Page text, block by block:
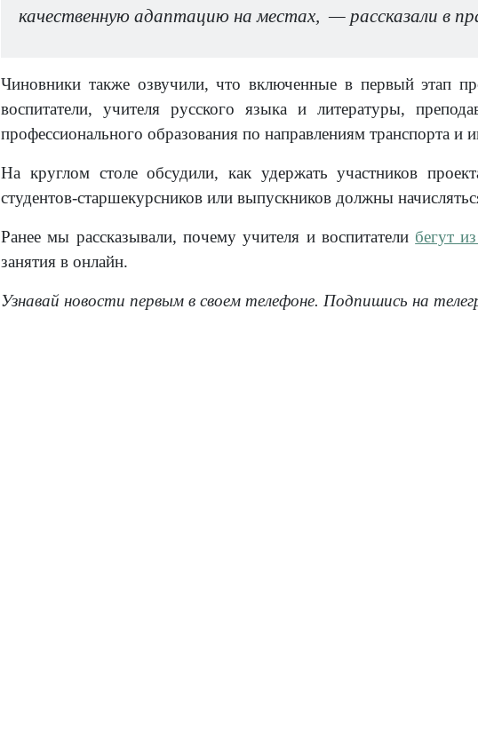
качественную адаптацию на местах, — рассказали в
Чиновники также озвучили, что включенные в первый этап
воспитатели, учителя русского языка и литературы,
профессионального образования по направлениям транспорта
На круглом столе обсудили, как удержать участников
студентов-старшекурсников или выпускников должны
Ранее мы рассказывали, почему учителя и воспитатели бегут
занятия в онлайн.
Узнавай новости первым в своем телефоне. Подпишись на